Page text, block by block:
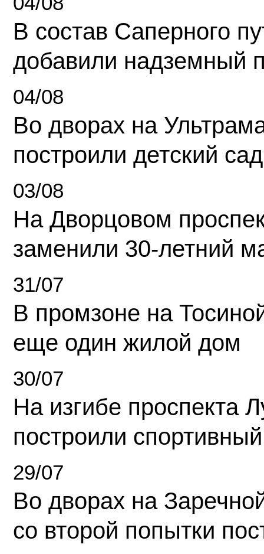
В состав Саперного
добавили надземный
04/08
Во дворах на
построили детский сад
03/08
На Дворцовом
заменили 30-летний
31/07
В промзоне на
еще один жилой дом
30/07
На изгибе проспекта
построили
29/07
Во дворах на
со второй попытки